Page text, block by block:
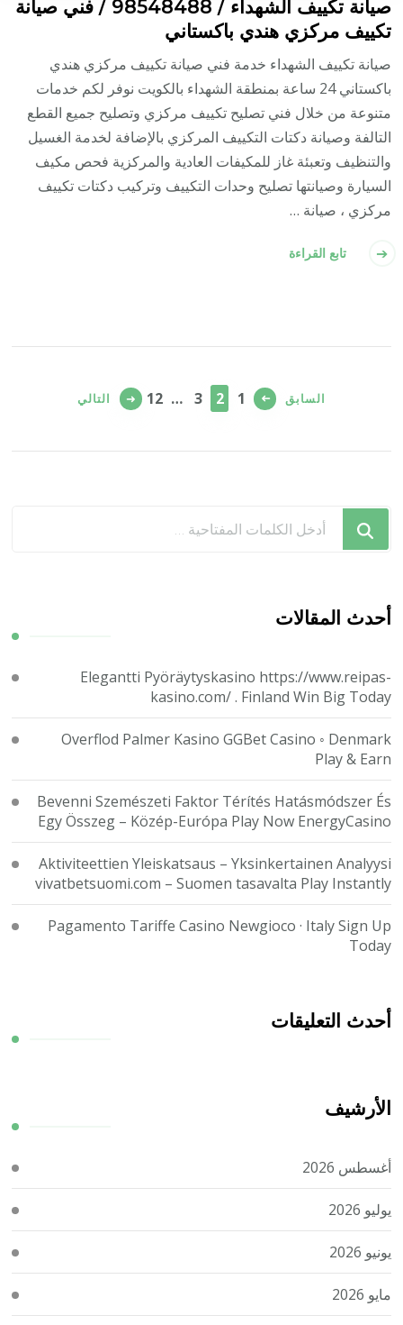
صيانة تكييف الشهداء / 98548488 / فني صيانة
تكييف مركزي هندي باكستاني
صيانة تكييف الشهداء خدمة فني صيانة تكييف مركزي هندي
باكستاني 24 ساعة بمنطقة الشهداء بالكويت نوفر لكم خدمات
متنوعة من خلال فني تصليح تكييف مركزي وتصليح جميع القطع
التالفة وصيانة دكتات التكييف المركزي بالإضافة لخدمة الغسيل
والتنظيف وتعبئة غاز للمكيفات العادية والمركزية فحص مكيف
السيارة وصيانتها تصليح وحدات التكييف وتركيب دكتات تكييف
مركزي ، صيانة …
تابع القراءة
صفحات
السابق صفحة
1 صفحة
2 صفحة
3
… صفحة
12 التالي
هل
تبحث
ما؟
أحدث المقالات
Elegantti Pyöräytyskasino https://www.reipas-
kasino.com/ . Finland Win Big Today
Overflod Palmer Kasino GGBet Casino ◦ Denmark
Play & Earn
Bevenni Szemészeti Faktor Térítés Hatásmódszer És
Egy Összeg – Közép-Európa Play Now EnergyCasino
Aktiviteettien Yleiskatsaus – Yksinkertainen Analyysi
vivatbetsuomi.com – Suomen tasavalta Play Instantly
Pagamento Tariffe Casino Newgioco · Italy Sign Up
Today
أحدث التعليقات
الأرشيف
أغسطس 2026
يوليو 2026
يونيو 2026
مايو 2026